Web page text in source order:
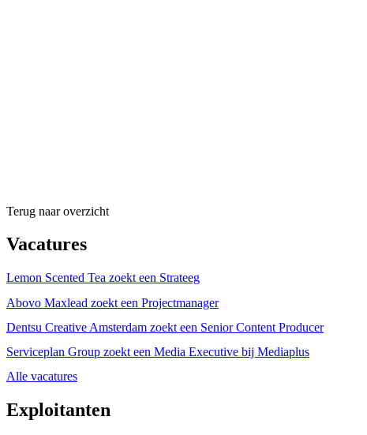
Terug naar overzicht
Vacatures
Lemon Scented Tea zoekt een Strateeg
Abovo Maxlead zoekt een Projectmanager
Dentsu Creative Amsterdam zoekt een Senior Content Producer
Serviceplan Group zoekt een Media Executive bij Mediaplus
Alle vacatures
Exploitanten